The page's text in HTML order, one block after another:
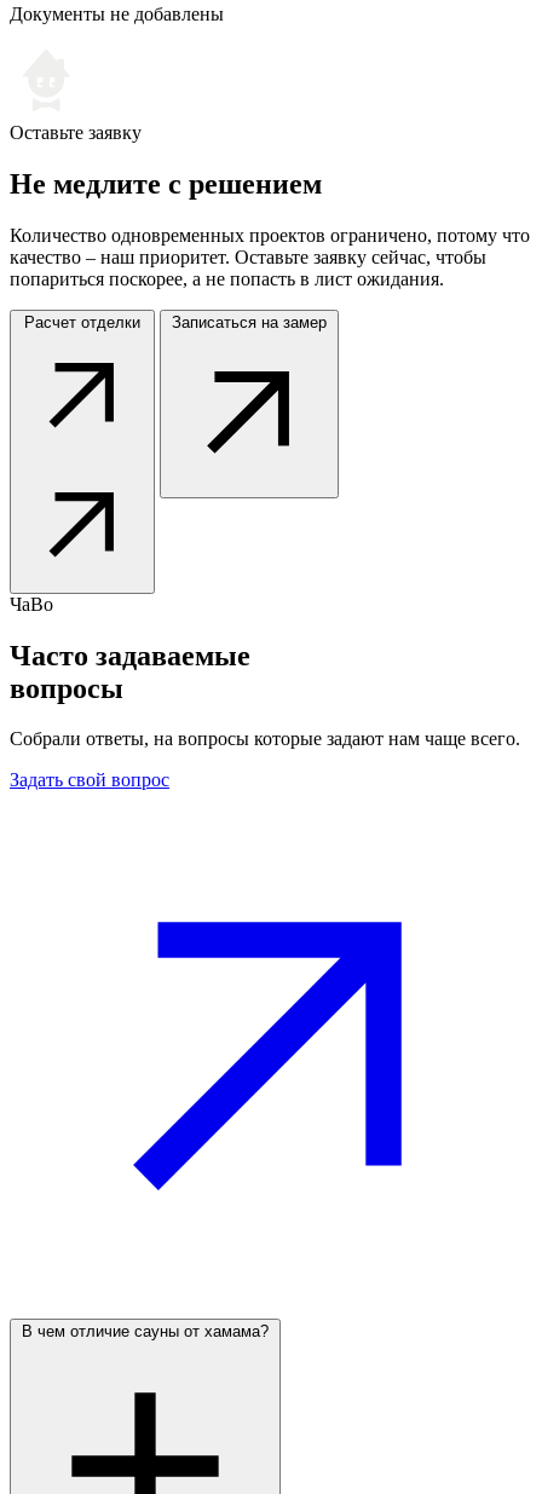
Документы не добавлены
Оставьте заявку
Не медлите с решением
Количество одновременных проектов ограничено, потому что
качество – наш приоритет. Оставьте заявку сейчас, чтобы
попариться поскорее, а не попасть в лист ожидания.
Расчет отделки Записаться на замер
ЧаВо
Часто задаваемые
вопросы
Собрали ответы, на вопросы которые задают нам чаще всего.
Задать свой вопрос
В чем отличие сауны от хамама?